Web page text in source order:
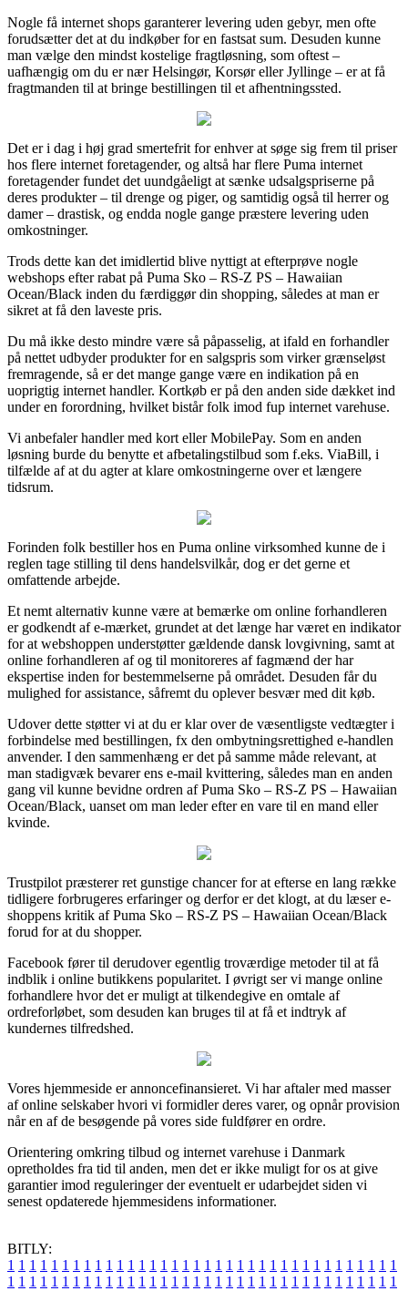
Nogle få internet shops garanterer levering uden gebyr, men ofte
forudsætter det at du indkøber for en fastsat sum. Desuden kunne
man vælge den mindst kostelige fragtløsning, som oftest –
uafhængig om du er nær Helsingør, Korsør eller Jyllinge – er at få
fragtmanden til at bringe bestillingen til et afhentningssted.
Det er i dag i høj grad smertefrit for enhver at søge sig frem til priser
hos flere internet foretagender, og altså har flere Puma internet
foretagender fundet det uundgåeligt at sænke udsalgspriserne på
deres produkter – til drenge og piger, og samtidig også til herrer og
damer – drastisk, og endda nogle gange præstere levering uden
omkostninger.
Trods dette kan det imidlertid blive nyttigt at efterprøve nogle
webshops efter rabat på Puma Sko – RS-Z PS – Hawaiian
Ocean/Black inden du færdiggør din shopping, således at man er
sikret at få den laveste pris.
Du må ikke desto mindre være så påpasselig, at ifald en forhandler
på nettet udbyder produkter for en salgspris som virker grænseløst
fremragende, så er det mange gange være en indikation på en
uoprigtig internet handler. Kortkøb er på den anden side dækket ind
under en forordning, hvilket bistår folk imod fup internet varehuse.
Vi anbefaler handler med kort eller MobilePay. Som en anden
løsning burde du benytte et afbetalingstilbud som f.eks. ViaBill, i
tilfælde af at du agter at klare omkostningerne over et længere
tidsrum.
Forinden folk bestiller hos en Puma online virksomhed kunne de i
reglen tage stilling til dens handelsvilkår, dog er det gerne et
omfattende arbejde.
Et nemt alternativ kunne være at bemærke om online forhandleren
er godkendt af e-mærket, grundet at det længe har været en indikator
for at webshoppen understøtter gældende dansk lovgivning, samt at
online forhandleren af og til monitoreres af fagmænd der har
ekspertise inden for bestemmelserne på området. Desuden får du
mulighed for assistance, såfremt du oplever besvær med dit køb.
Udover dette støtter vi at du er klar over de væsentligste vedtægter i
forbindelse med bestillingen, fx den ombytningsrettighed e-handlen
anvender. I den sammenhæng er det på samme måde relevant, at
man stadigvæk bevarer ens e-mail kvittering, således man en anden
gang vil kunne bevidne ordren af Puma Sko – RS-Z PS – Hawaiian
Ocean/Black, uanset om man leder efter en vare til en mand eller
kvinde.
Trustpilot præsterer ret gunstige chancer for at efterse en lang række
tidligere forbrugeres erfaringer og derfor er det klogt, at du læser e-
shoppens kritik af Puma Sko – RS-Z PS – Hawaiian Ocean/Black
forud for at du shopper.
Facebook fører til derudover egentlig troværdige metoder til at få
indblik i online butikkens popularitet. I øvrigt ser vi mange online
forhandlere hvor det er muligt at tilkendegive en omtale af
ordreforløbet, som desuden kan bruges til at få et indtryk af
kundernes tilfredshed.
Vores hjemmeside er annoncefinansieret. Vi har aftaler med masser
af online selskaber hvori vi formidler deres varer, og opnår provision
når en af de besøgende på vores side fuldfører en ordre.
Orientering omkring tilbud og internet varehuse i Danmark
opretholdes fra tid til anden, men det er ikke muligt for os at give
garantier imod reguleringer der eventuelt er udarbejdet siden vi
senest opdaterede hjemmesidens informationer.
BITLY:
1 1 1 1 1 1 1 1 1 1 1 1 1 1 1 1 1 1 1 1 1 1 1 1 1 1 1 1 1 1 1 1 1 1 1 1
1 1 1 1 1 1 1 1 1 1 1 1 1 1 1 1 1 1 1 1 1 1 1 1 1 1 1 1 1 1 1 1 1 1 1 1